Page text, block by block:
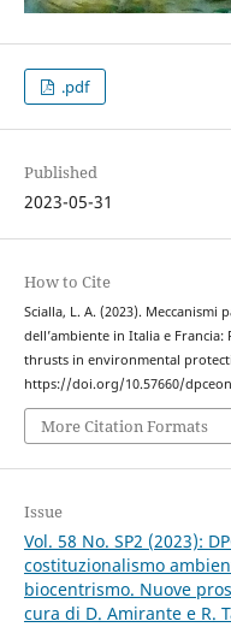
.pdf
Published
2023-05-31
How to Cite
Scialla, L. A. (2023).
dell’ambiente in Italia e
thrusts in environmental
https://doi.org/10.57660/
More Citation Formats
Issue
Vol. 58 No. SP2 (2023):
costituzionalismo
biocentrismo. Nuove
cura di D. Amirante e R.